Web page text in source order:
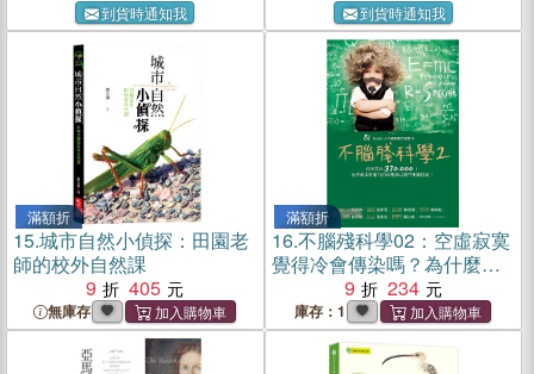
的巧妙與奧祕到貨時通知我 到貨時通知我
滿額折
15.城市自然小偵探：田園老
師的校外自然課
9
405
無庫存
滿額折
16.不腦殘科學02：空虛寂寞
覺得冷會傳染嗎？為什麼人
看到可愛的東西就想捏？慢
跑女孩的馬尾為什麼總是左
右擺盪？生活中，處處都是
泛科學！
9 234
庫存：1